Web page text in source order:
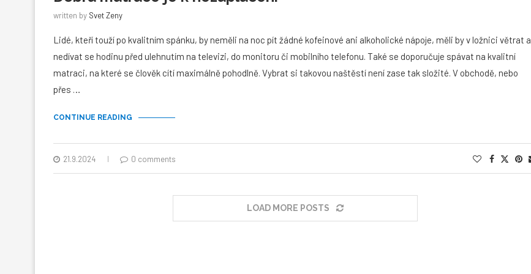
written by Svet Zeny
Lidé, kteří touží po kvalitním spánku, by neměli na noc pít žádné kofeinové ani alkoholické nápoje, měli by v ložnici větrat a
nedívat se hodinu před ulehnutím na televizi, do monitoru či mobilního telefonu. Také se doporučuje spávat na kvalitní
matraci, na které se člověk cítí maximálně pohodlně. Vybrat si takovou naštěstí není zase tak složité. V obchodě, nebo
přes …
CONTINUE READING
21.9.2024 0 comments
LOAD MORE POSTS